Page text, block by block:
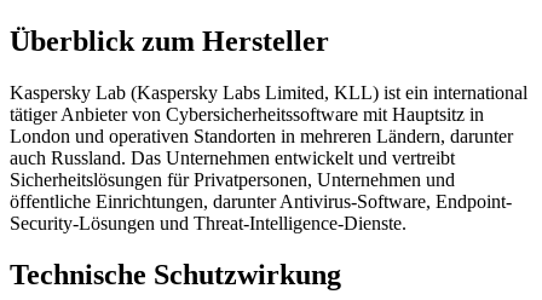
Überblick zum Hersteller
Kaspersky Lab (Kaspersky Labs Limited, KLL) ist ein international
tätiger Anbieter von Cybersicherheitssoftware mit Hauptsitz in
London und operativen Standorten in mehreren Ländern, darunter
auch Russland. Das Unternehmen entwickelt und vertreibt
Sicherheitslösungen für Privatpersonen, Unternehmen und
öffentliche Einrichtungen, darunter Antivirus-Software, Endpoint-
Security-Lösungen und Threat-Intelligence-Dienste.
Technische Schutzwirkung